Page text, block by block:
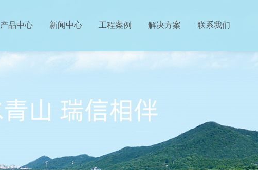
产品中心 新闻中心 工程案例 解决方案 联系我们